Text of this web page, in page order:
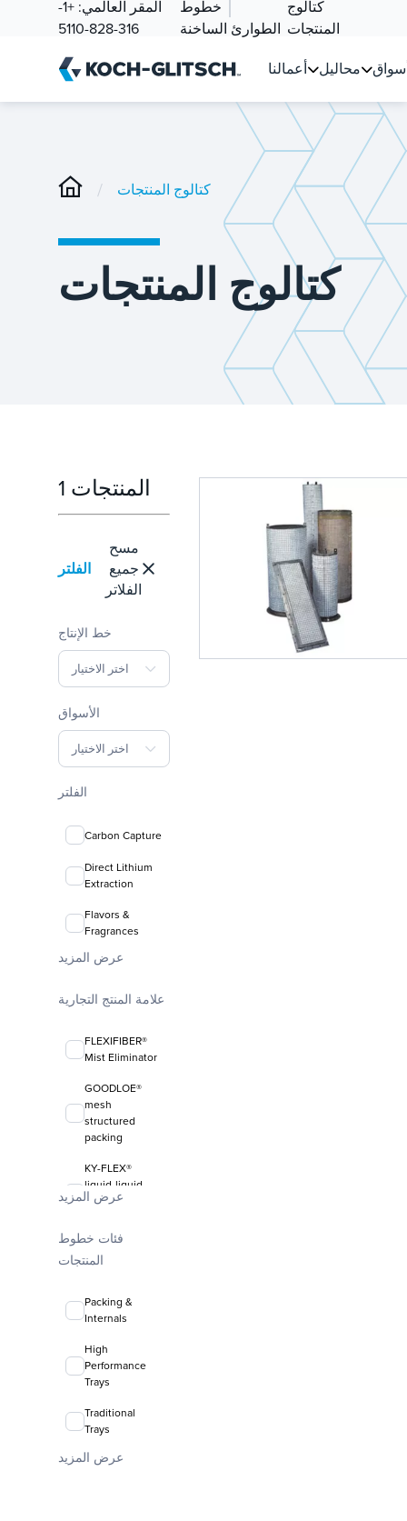
المقر العالمي:
+1-
316-828-5110
خطوط
الطوارئ الساخنة
كتالوج
المنتجات
أعمالنا محاليل
/ كتالوج المنتجات
كتالوج المنتجات
1 المنتجات
الفلتر
مسح
جميع
الفلاتر
خط الإنتاج
اختر الاختيار
الأسواق
اختر الاختيار
الفلتر
Carbon Capture
Direct Lithium
Extraction
Flavors &
Fragrances
عرض المزيد
علامة المنتج التجارية
FLEXIFIBER®
Mist Eliminator
GOODLOE®
mesh
structured
packing
KY-FLEX®
liquid-liquid
coalescing
FLEXIRING®
random
عرض المزيد
فئات خطوط
المنتجات
Packing &
Internals
High
Performance
Trays
Traditional
Trays
Valve Trays
عرض المزيد